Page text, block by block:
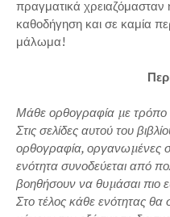
πραγματικά χρειαζόμασταν
καθοδήγηση και σε καμία
μάλωμα!
Μάθε ορθογραφία µε τρόπο
Στις σελίδες αυτού του
ορθογραφία, οργανωµένες
ενότητα συνοδεύεται από
βοηθήσουν να θυµάσαι πιο
Στο τέλος κάθε ενότητας θα